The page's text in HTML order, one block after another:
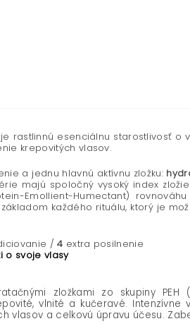
rastlinnú esenciálnu starostlivosť o
krepovitých vlasov.
a jednu hlavnú aktívnu zložku:
majú spoločný vysoký index
Emollient-Humectant)
základom každého rituálu, ktorý je
/4 extra posilnenie
o svoje vlasy
zložkami zo skupiny
vlnité a kučeravé. Intenzívne
vlasov a celkovú úpravu účesu.